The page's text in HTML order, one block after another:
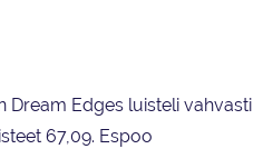
Dream Edges luisteli vahvasti
67,09. Espoo